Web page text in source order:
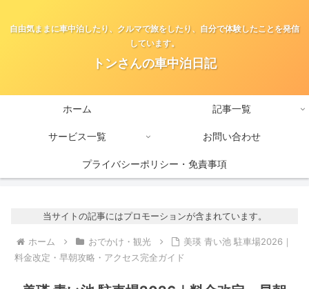
自由気ままに車中泊したり、クルマで旅をしたり、自分で体験したことを発信
しています。
トンさんの車中泊日記
ホーム 記事一覧
サービス一覧 お問い合わせ
プライバシーポリシー・免責事項
当サイトの記事にはプロモーションが含まれています。
ホーム おでかけ・観光
美瑛 青い池 駐車場2026｜
料金改定・早朝攻略・アクセス完全ガイド